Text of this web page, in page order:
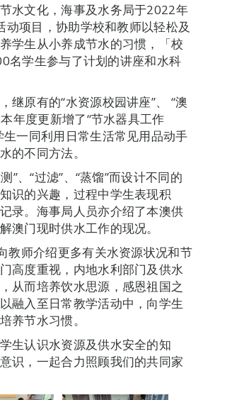
水文化，海事及水务局于2022年
项目，协助学校和教师以轻松及
学生从小养成节水的习惯，「校
名学生参与了计划的讲座和水科
继原有的“水资源校园讲座”、 “澳
年度更新增了“节水器具工作
一同利用日常生活常见用品动手
的不同方法。
”、“过滤”、“蒸馏”而设计不同的
识的兴趣，过程中学生表现积
录。海事局人员亦介绍了本澳供
澳门现时供水工作的现况。
教师介绍更多有关水资源状况和节
高度重视，内地水利部门及供水
从而培养饮水思源，感恩祖国之
融入至日常教学活动中，向学生
养节水习惯。
生认识水资源及供水安全的知
识，一起合力照顾我们的共同家